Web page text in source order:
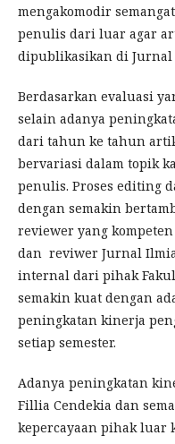
mengakomodir
penulis dari luar agar
dipublikasikan di
Berdasarkan evaluasi
selain adanya
dari tahun ke tahun
bervariasi dalam topik
penulis. Proses editing
dengan semakin
reviewer yang
dan reviwer Jurnal
internal dari pihak
semakin kuat dengan
peningkatan kinerja
setiap semester.
Adanya peningkatan
Fillia Cendekia dan
kepercayaan pihak luar